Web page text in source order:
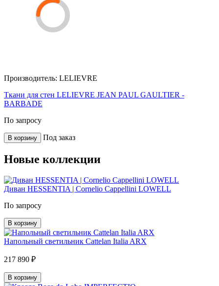
Производитель: LELIEVRE
Ткани для стен LELIEVRE JEAN PAUL GAULTIER -
BARBADE
По запросу
В корзину Под заказ
Новые коллекции
Диван HESSENTIA | Cornelio Cappellini LOWELL
По запросу
В корзину
Напольный светильник Cattelan Italia ARX
217 890 ₽
В корзину